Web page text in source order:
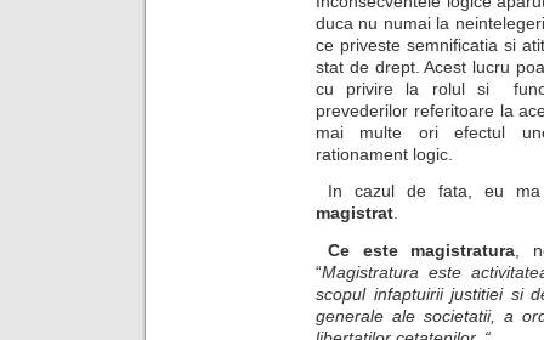
duca nu numai la
ce priveste semnificatia si
stat de drept. Acest lucru
cu privire la rolul si
prevederilor referitoare la
mai multe ori efectul
rationament logic.
In cazul de fata, eu
magistrat
Ce este magistratura ,
“Magistratura este
scopul infaptuirii justitiei si
generale ale societatii, a